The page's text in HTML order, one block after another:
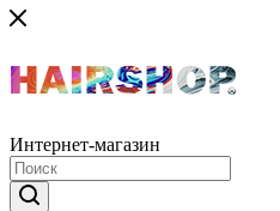
Интернет-магазин